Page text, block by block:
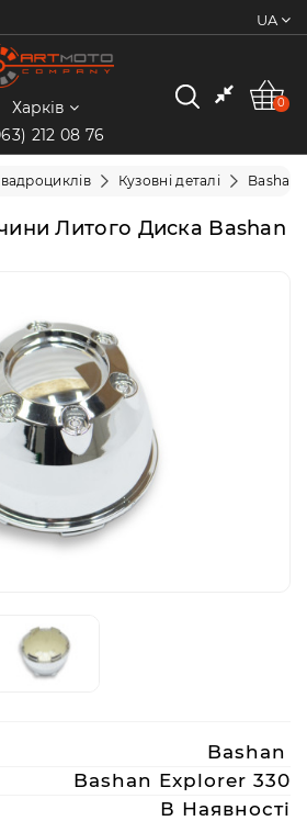
UA
Харків
212 08 76
0
Кузовні деталі Bashan
Литого Диска Bashan
Bashan
Bashan Explorer 330
В Наявності